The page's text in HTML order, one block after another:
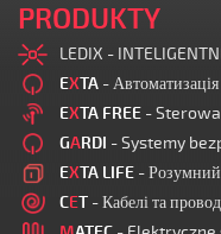
PRODUKTY
LEDIX -
EXTA - Автоматизація
EXTA FREE -
GARDI - Systemy
EXTA LIFE -
CET - Кабелі та